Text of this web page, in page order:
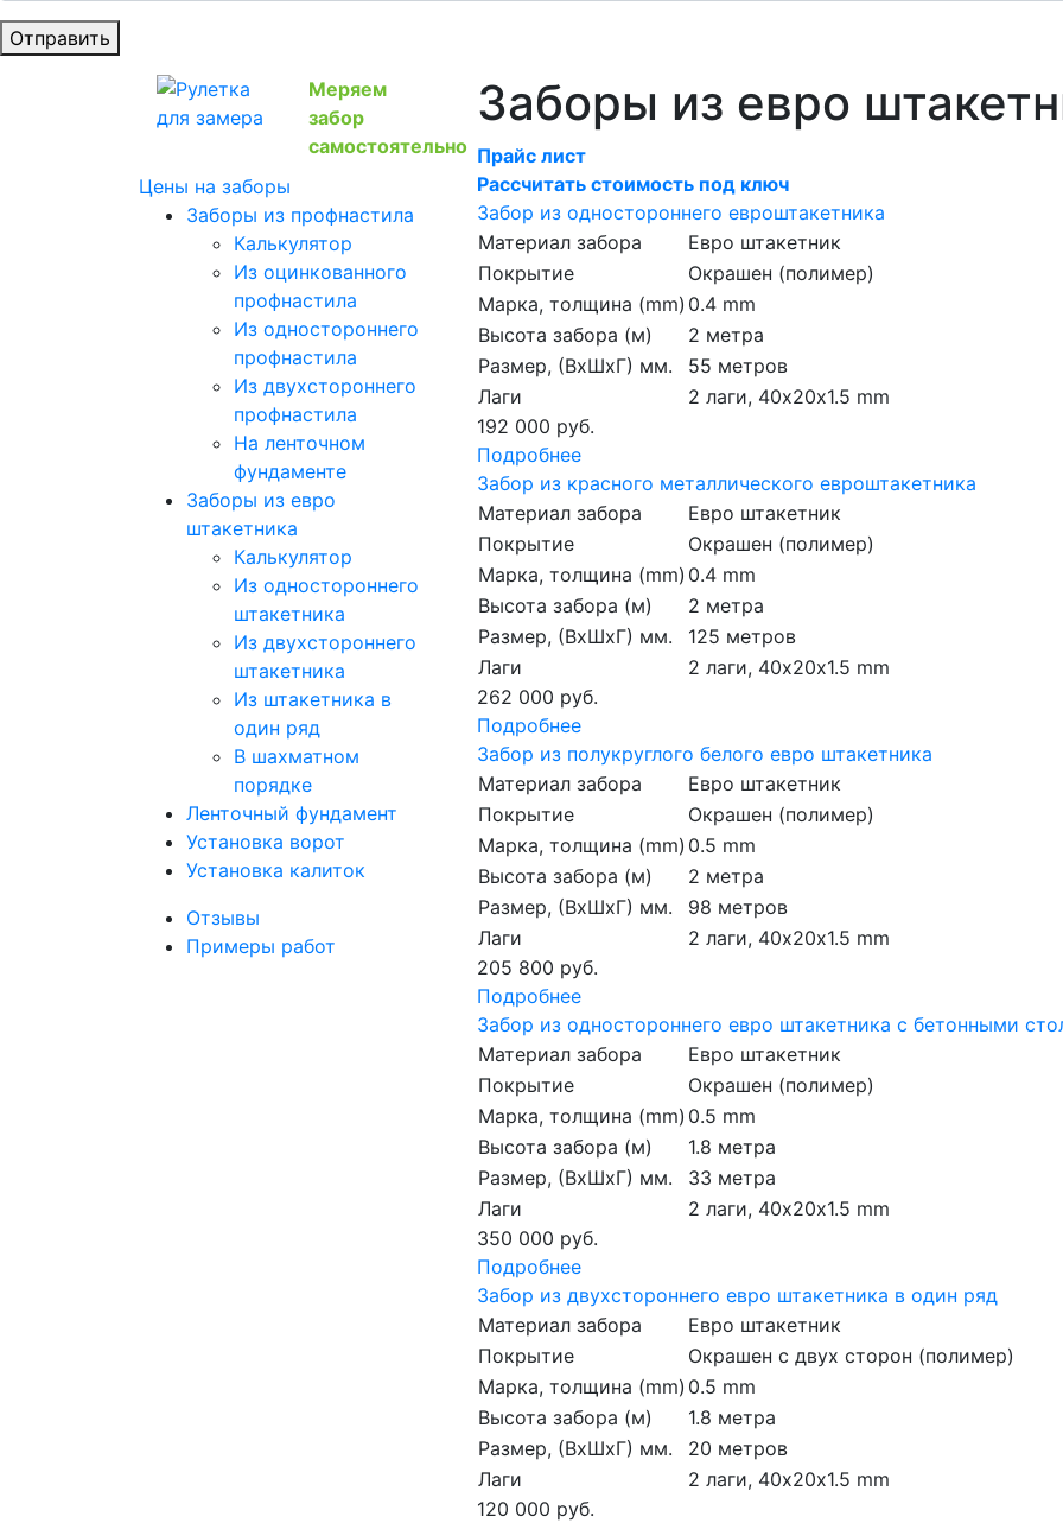
Отправить
Меряем
забор
самостоятельно
Цены на заборы
Заборы из профнастила
Калькулятор
Из оцинкованного
профнастила
Из одностороннего
профнастила
Из двухстороннего
профнастила
На ленточном
фундаменте
Заборы из евро
штакетника
Калькулятор
Из одностороннего
штакетника
Из двухстороннего
штакетника
Из штакетника в
один ряд
В шахматном
порядке
Ленточный фундамент
Установка ворот
Установка калиток
Отзывы
Примеры работ
Заборы из евро
Прайс лист
Рассчитать стоимость под ключ
Забор из одностороннего евроштакетника
Материал забора
Евро штакетник
Покрытие
Окрашен (полимер)
Марка, толщина (mm) 0.4 mm
Высота забора (м)
2 метра
Размер, (ВхШхГ) мм.
55 метров
Лаги
2 лаги, 40х20х1.5 mm
192 000 руб.
Подробнее
Забор из красного металлического евроштакетника
Материал забора
Евро штакетник
Покрытие
Окрашен (полимер)
Марка, толщина (mm) 0.4 mm
Высота забора (м)
2 метра
Размер, (ВхШхГ) мм.
125 метров
Лаги
2 лаги, 40х20х1.5 mm
262 000 руб.
Подробнее
Забор из полукруглого белого евро штакетника
Материал забора
Евро штакетник
Покрытие
Окрашен (полимер)
Марка, толщина (mm) 0.5 mm
Высота забора (м)
2 метра
Размер, (ВхШхГ) мм.
98 метров
Лаги
2 лаги, 40х20х1.5 mm
205 800 руб.
Подробнее
Забор из одностороннего евро штакетника с бетонными
Материал забора
Евро штакетник
Покрытие
Окрашен (полимер)
Марка, толщина (mm) 0.5 mm
Высота забора (м)
1.8 метра
Размер, (ВхШхГ) мм.
33 метра
Лаги
2 лаги, 40х20х1.5 mm
350 000 руб.
Подробнее
Забор из двухстороннего евро штакетника в один ряд
Материал забора
Евро штакетник
Покрытие
Окрашен с двух сторон (полимер)
Марка, толщина (mm) 0.5 mm
Высота забора (м)
1.8 метра
Размер, (ВхШхГ) мм.
20 метров
Лаги
2 лаги, 40х20х1.5 mm
120 000 руб.